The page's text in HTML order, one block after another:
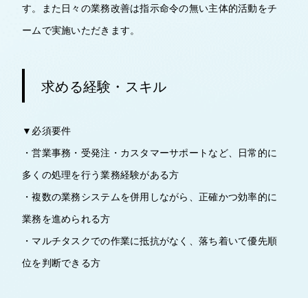
す。また日々の業務改善は指示命令の無い主体的活動をチ
ームで実施いただきます。
求める経験・スキル
▼必須要件
・営業事務・受発注・カスタマーサポートなど、日常的に
多くの処理を行う業務経験がある方
・複数の業務システムを併用しながら、正確かつ効率的に
業務を進められる方
・マルチタスクでの作業に抵抗がなく、落ち着いて優先順
位を判断できる方